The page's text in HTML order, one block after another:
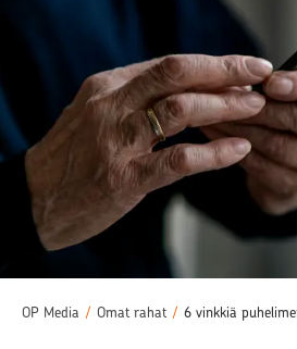
OP Media / Omat rahat /